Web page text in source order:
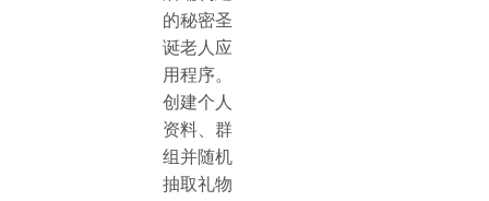
的秘密圣
诞老人应
用程序。
创建个人
资料、群
组并随机
抽取礼物